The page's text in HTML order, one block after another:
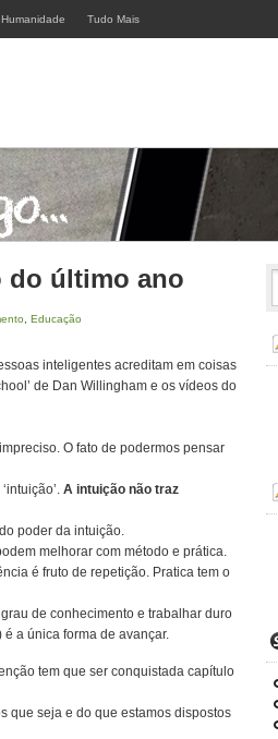
Humanidade Tudo Mais
do último ano
Educação
inteligentes acreditam em coisas
de Dan Willingham e os vídeos do
O fato de podermos pensar
A intuição não traz
poder da intuição.
melhorar com método e prática.
é fruto de repetição. Pratica tem o
de conhecimento e trabalhar duro
a única forma de avançar.
tem que ser conquistada capítulo
que seja e do que estamos dispostos